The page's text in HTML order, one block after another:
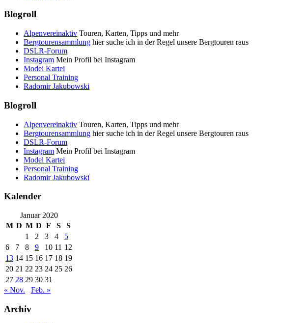
Blogroll
Alpenvereinaktiv Touren, Karten, Tipps und mehr
Bergtourensammlung hier suche ich in der Regel unsere Bergtouren raus
DSLR-Forum
Instagram Mein Profil bei Instagram
Model Kartei
Personal Training
Radomir Jakubowski
Blogroll
Alpenvereinaktiv Touren, Karten, Tipps und mehr
Bergtourensammlung hier suche ich in der Regel unsere Bergtouren raus
DSLR-Forum
Instagram Mein Profil bei Instagram
Model Kartei
Personal Training
Radomir Jakubowski
Kalender
Januar 2020
M D M D F S
S
1
2 3 4
5
6
7 8 9 10 11 12
13 14 15 16 17 18 19
20 21 22 23 24 25 26
27 28 29 30 31
« Nov.
Feb. »
Archiv